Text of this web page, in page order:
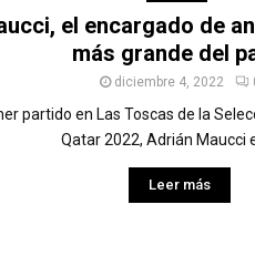
el encargado de
más grande del
diciembre 4, 2022
partido en Las Toscas de la
Qatar 2022, Adrián Maucci
Leer más